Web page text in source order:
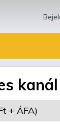
kanál
+ ÁFA)